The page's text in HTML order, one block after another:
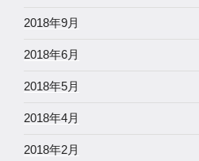
2018年9月
2018年6月
2018年5月
2018年4月
2018年2月